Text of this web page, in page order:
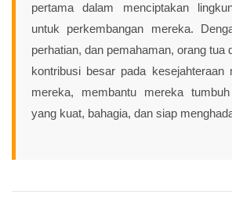
pertama dalam menciptakan
untuk perkembangan mereka.
perhatian, dan pemahaman, orang tua
kontribusi besar pada kesejahteraan
mereka, membantu mereka
yang kuat, bahagia, dan siap